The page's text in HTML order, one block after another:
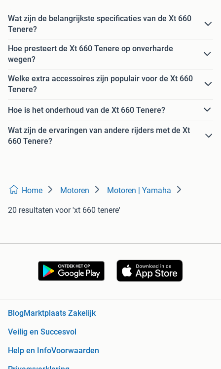
Wat zijn de belangrijkste specificaties van de Xt 660
Tenere?
Hoe presteert de Xt 660 Tenere op onverharde
wegen?
Welke extra accessoires zijn populair voor de Xt 660
Tenere?
Hoe is het onderhoud van de Xt 660 Tenere?
Wat zijn de ervaringen van andere rijders met de Xt
660 Tenere?
Home Motoren Motoren | Yamaha
20 resultaten voor 'xt 660 tenere'
Blog Marktplaats Zakelijk
Veilig en Succesvol
Help en InfoVoorwaarden